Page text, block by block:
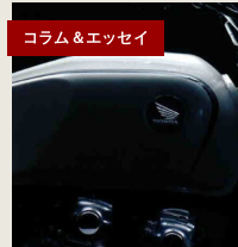
コラム＆エッセイ